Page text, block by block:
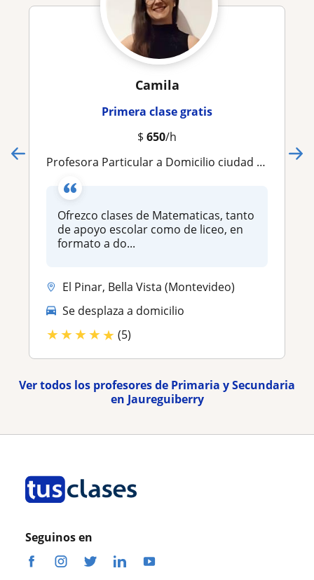
Camila
Primera clase gratis
$ 650/h
Profesora Particular a Domicilio ciudad de la costa
Ofrezco clases de Matematicas, tanto
de apoyo escolar como de liceo, en
formato a do...
El Pinar, Bella Vista (Montevideo)
Se desplaza a domicilio
★★★★★ (5)
Ver todos los profesores de Primaria y Secundaria
en Jaureguiberry
Seguinos en